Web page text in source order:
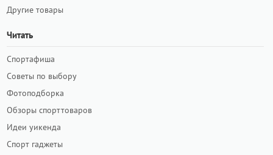
Другие товары
Читать
Спортафиша
Советы по выбору
Фотоподборка
Обзоры спорттоваров
Идеи уикенда
Спорт гаджеты